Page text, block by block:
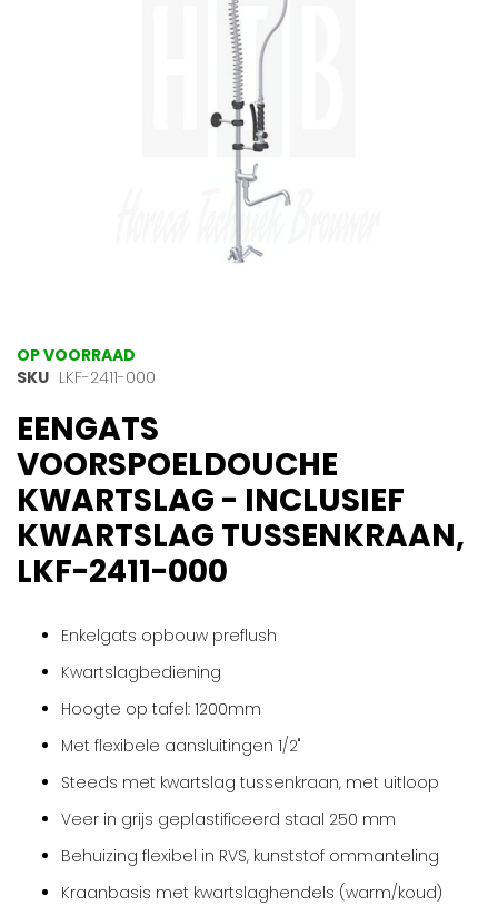
Ga
naar
begin
van
de
afbeeldingen-
gallerij
OP VOORRAAD
SKU LKF-2411-000
EENGATS
VOORSPOELDOUCHE
KWARTSLAG - INCLUSIEF
KWARTSLAG TUSSENKRAAN,
LKF-2411-000
Enkelgats opbouw preflush
Kwartslagbediening
Hoogte op tafel: 1200mm
Met flexibele aansluitingen 1/2"
Steeds met kwartslag tussenkraan, met uitloop
Veer in grijs geplastificeerd staal 250 mm
Behuizing flexibel in RVS, kunststof ommanteling
Kraanbasis met kwartslaghendels (warm/koud)